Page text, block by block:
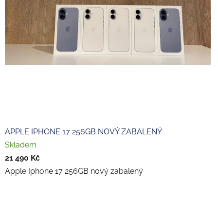
APPLE IPHONE 17 256GB NOVÝ ZABALENÝ
Skladem
21 490 Kč
Apple Iphone 17 256GB nový zabalený